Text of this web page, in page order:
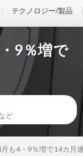
テクノロジー/製品
9％増で
ど
も4・9％増で14カ月